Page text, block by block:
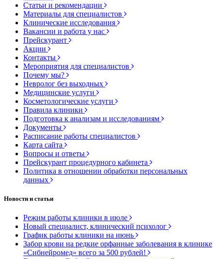
Статьи и рекомендации
Материалы для специалистов
Клинические исследования
Вакансии и работа у нас
Прейскурант
Акции
Контакты
Мероприятия для специалистов
Почему мы?
Невролог без выходных
Медицинские услуги
Косметологические услуги
Правила клиники
Подготовка к анализам и исследованиям
Документы
Расписание работы специалистов
Карта сайта
Вопросы и ответы
Прейскурант процедурного кабинета
Политика в отношении обработки персональных
данных
Новости и статьи
Режим работы клиники в июле
Новый специалист, клинический психолог
График работы клиники на июнь
Забор крови на редкие орфанные заболевания в клинике
«Сибнейромед» всего за 500 рублей!